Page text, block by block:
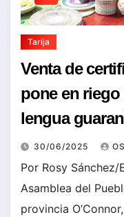
Tarija
Venta de
pone en riego
lengua
30/06/2025
Por Rosy
Asamblea del
provincia